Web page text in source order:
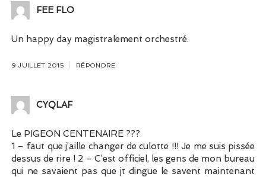
FEE FLO
Un happy day magistralement orchestré.
9 JUILLET 2015 RÉPONDRE
CYQLAF
Le PIGEON CENTENAIRE ???
1 – faut que j’aille changer de culotte !!! Je me suis pissée
dessus de rire ! 2 – C’est officiel, les gens de mon bureau
qui ne savaient pas que jt dingue le savent maintenant